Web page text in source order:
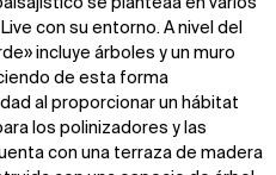
se planteaa en varios
con su entorno. A nivel del
incluye árboles y un muro
de esta forma
al proporcionar un hábitat
los polinizadores y las
con una terraza de madera